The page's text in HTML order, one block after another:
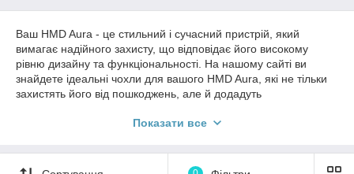
Ваш HMD Aura - це стильний і сучасний пристрій, який
вимагає надійного захисту, що відповідає його високому
рівню дизайну та функціональності. На нашому сайті ви
знайдете ідеальні чохли для вашого HMD Aura, які не тільки
захистять його від пошкоджень, але й додадуть
Якщо ви шукаєте преміум-якість та вишуканість, зверніть
Показати все